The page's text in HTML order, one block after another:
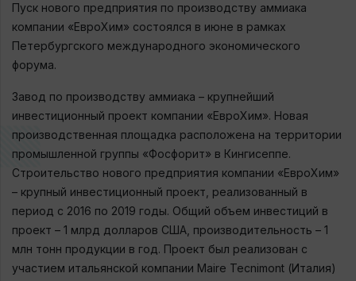
Пуск нового предприятия по производству аммиака
компании «ЕвроХим» состоялся в июне в рамках
Петербургского международного экономического
форума.
Завод по производству аммиака – крупнейший
инвестиционный проект компании «ЕвроХим». Новая
производственная площадка расположена на территории
промышленной группы «Фосфорит» в Кингисеппе.
Строительство нового предприятия компании «ЕвроХим»
– крупный инвестиционный проект, реализованный в
период с 2016 по 2019 годы. Общий объем инвестиций в
проект – 1 млрд долларов США, производительность – 1
млн тонн продукции в год. Проект был реализован с
участием итальянской компании Maire Tecnimont (Италия)